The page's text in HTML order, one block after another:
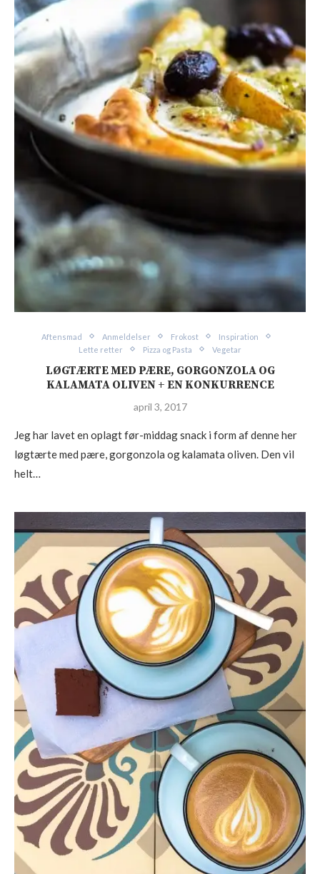
Aftensmad Anmeldelser Frokost
Inspiration
Lette retter
Pizza og Pasta Vegetar
LØGTÆRTE MED PÆRE, GORGONZOLA OG
KALAMATA OLIVEN + EN KONKURRENCE
april 3, 2017
Jeg har lavet en oplagt før-middag snack i form af denne her
løgtærte med pære, gorgonzola og kalamata oliven. Den vil
helt…